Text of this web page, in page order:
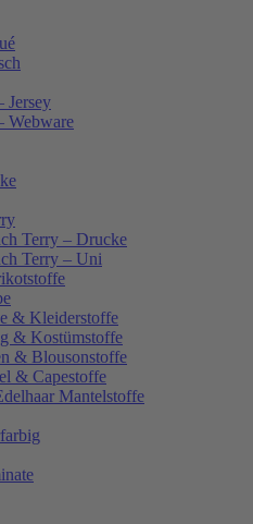
Jersey
Webware
Terry – Drucke
Terry – Uni
& Kleiderstoffe
& Kostümstoffe
& Blousonstoffe
& Capestoffe
Mantelstoffe